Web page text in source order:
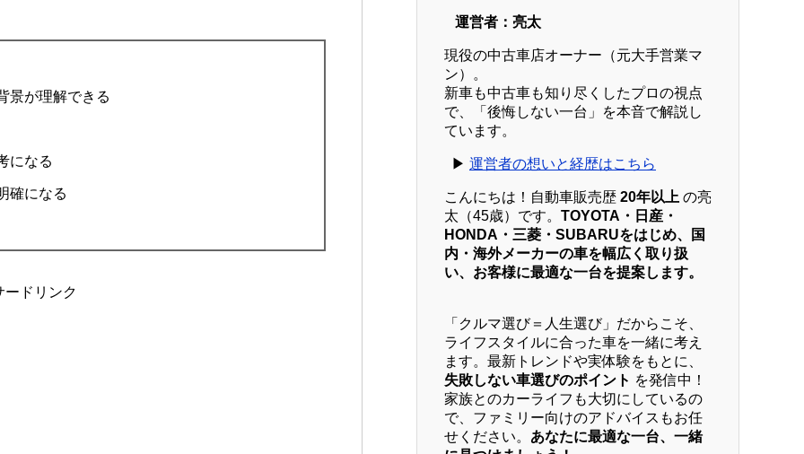
景が理解できる
になる
確になる
ードリンク
運営者：亮太
現役の中古車店オーナー（元大手営業マ
ン）。
新車も中古車も知り尽くしたプロの視点
で、「後悔しない一台」を本音で解説し
ています。
▶︎ 運営者の想いと経歴はこちら
こんにちは！自動車販売歴 20年以上 の亮
太（45歳）です。 TOYOTA・日産・
HONDA・三菱・SUBARUをはじめ、国
内・海外メーカーの車を幅広く取り扱
い、お客様に最適な一台を提案します。
「クルマ選び＝人生選び」だからこそ、
ライフスタイルに合った車を一緒に考え
ます。最新トレンドや実体験をもとに、
失敗しない車選びのポイント を発信中！
家族とのカーライフも大切にしているの
で、ファミリー向けのアドバイスもお任
せください。 あなたに最適な一台、一緒